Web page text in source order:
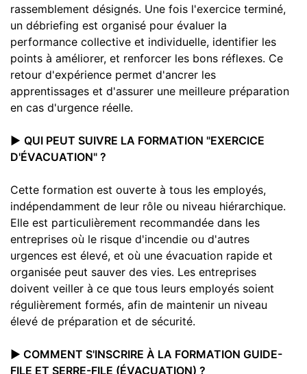
rassemblement désignés. Une fois l'exercice terminé,
un débriefing est organisé pour évaluer la
performance collective et individuelle, identifier les
points à améliorer, et renforcer les bons réflexes. Ce
retour d'expérience permet d'ancrer les
apprentissages et d'assurer une meilleure préparation
en cas d'urgence réelle.
▶️ QUI PEUT SUIVRE LA FORMATION "EXERCICE
D'ÉVACUATION" ?
Cette formation est ouverte à tous les employés,
indépendamment de leur rôle ou niveau hiérarchique.
Elle est particulièrement recommandée dans les
entreprises où le risque d'incendie ou d'autres
urgences est élevé, et où une évacuation rapide et
organisée peut sauver des vies. Les entreprises
doivent veiller à ce que tous leurs employés soient
régulièrement formés, afin de maintenir un niveau
élevé de préparation et de sécurité.
▶️ COMMENT S'INSCRIRE À LA FORMATION GUIDE-
FILE ET SERRE-FILE (ÉVACUATION) ?